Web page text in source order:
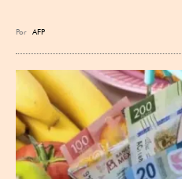
Por AFP